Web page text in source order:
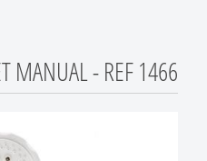
MANUAL - REF 1466